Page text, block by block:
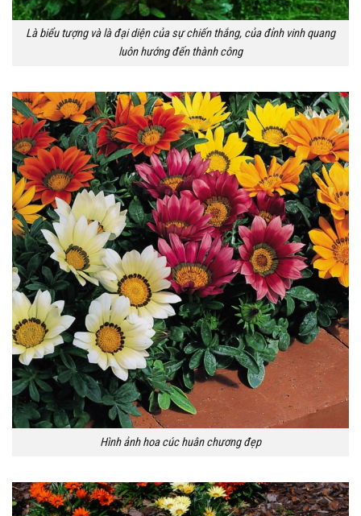
Là biểu tượng và là đại diện của sự chiến thắng, của đỉnh vinh quang
luôn hướng đến thành công
Hình ảnh hoa cúc huân chương đẹp